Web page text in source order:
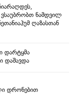
ვსაუბრობთ ნამდვილ
ღაზასთან
დარტყმა
დაშავდა
დრონებით